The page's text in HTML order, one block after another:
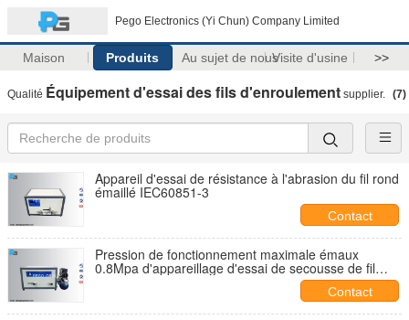
Pego Electronics (Yi Chun) Company Limited
Maison Produits Au sujet de nousVisite d'usine >>
Qualité Équipement d'essai des fils d'enroulement supplier. (7)
Appareil d'essai de résistance à l'abrasion du fil rond
émaillé IEC60851-3
Contact
Pression de fonctionnement maximale émaux
0.8Mpa d'appareillage d'essai de secousse de fil
Contact